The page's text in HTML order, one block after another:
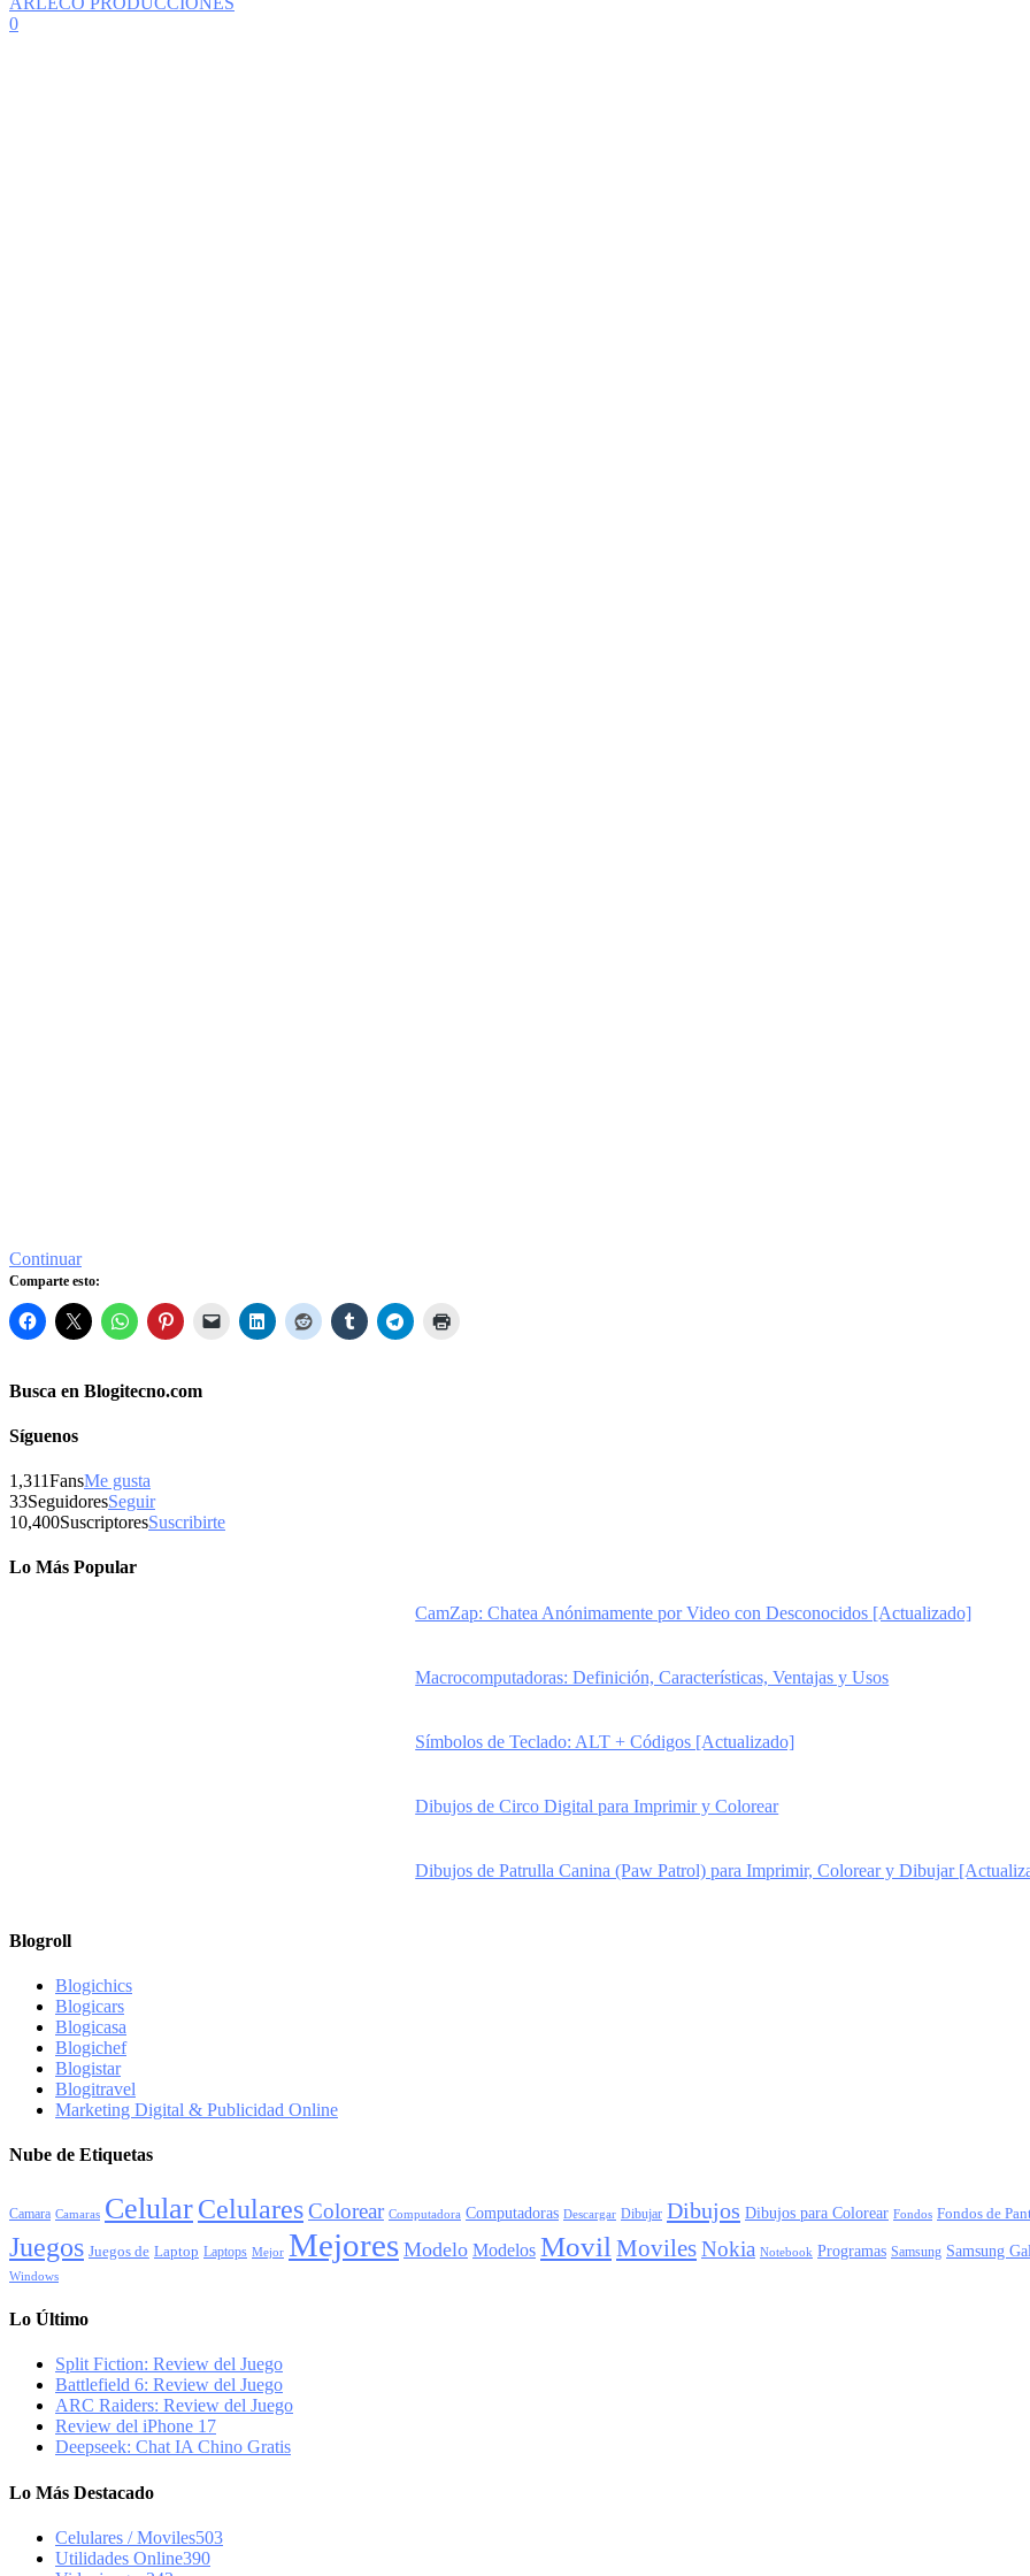
0
Continuar
Comparte esto:
Busca en Blogitecno.com
Síguenos
1,311FansMe gusta
33SeguidoresSeguir
10,400SuscriptoresSuscribirte
Lo Más Popular
CamZap: Chatea Anónimamente por Video con Desconocidos [Actualizado]
Macrocomputadoras: Definición, Características, Ventajas y Usos
Símbolos de Teclado: ALT + Códigos [Actualizado]
Dibujos de Circo Digital para Imprimir y Colorear
Dibujos de Patrulla Canina (Paw Patrol) para Imprimir, Colorear y Dibujar
Blogroll
Blogichics
Blogicars
Blogicasa
Blogichef
Blogistar
Blogitravel
Marketing Digital & Publicidad Online
Nube de Etiquetas
Camara Camaras CelularCelularesColorear Computadora Computadoras Descargar Dibujar Dibujos Dibujos para Colorear Fondos Fondos de
Juegos Juegos de Laptop Laptops Mejor Mejores Modelo Modelos Movil MovilesNokia Notebook Programas Samsung Samsung
Windows
Lo Último
Split Fiction: Review del Juego
Battlefield 6: Review del Juego
ARC Raiders: Review del Juego
Review del iPhone 17
Deepseek: Chat IA Chino Gratis
Lo Más Destacado
Celulares / Moviles503
Utilidades Online390